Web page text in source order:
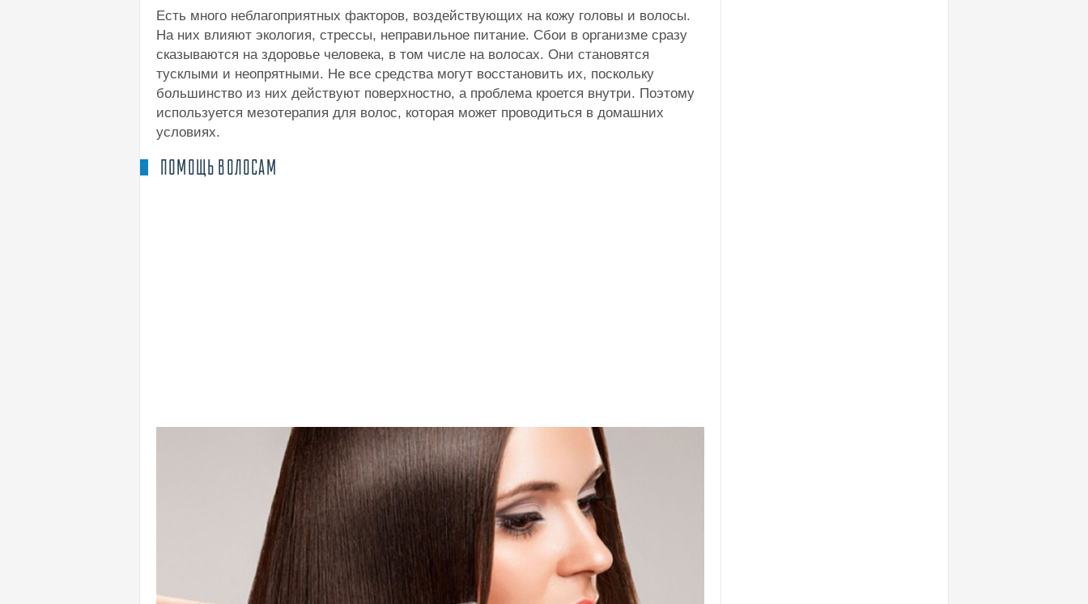
Есть много неблагоприятных факторов, воздействующих на кожу головы и волосы.
На них влияют экология, стрессы, неправильное питание. Сбои в организме сразу
сказываются на здоровье человека, в том числе на волосах. Они становятся
тусклыми и неопрятными. Не все средства могут восстановить их, поскольку
большинство из них действуют поверхностно, а проблема кроется внутри. Поэтому
используется мезотерапия для волос, которая может проводиться в домашних
условиях.
ПОМОЩЬ ВОЛОСАМ